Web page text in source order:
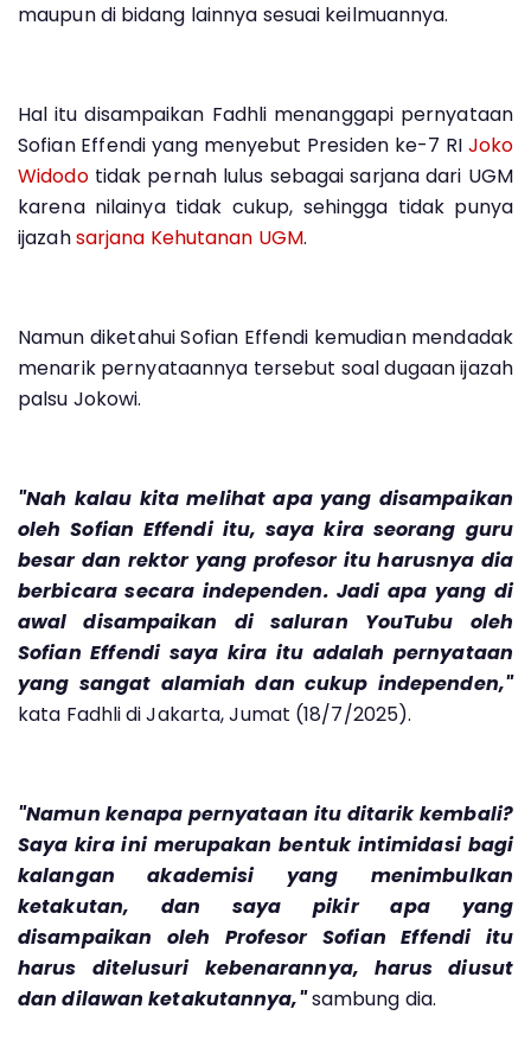
maupun di bidang lainnya sesuai keilmuannya.
Hal itu disampaikan Fadhli menanggapi pernyataan
Sofian Effendi yang menyebut Presiden ke-7 RI Joko
Widodotidak pernah lulus sebagai sarjana dari UGM
karena nilainya tidak cukup, sehingga tidak punya
ijazahsarjana Kehutanan UGM.
Namun diketahui Sofian Effendi kemudian mendadak
menarik pernyataannya tersebut soal dugaan ijazah
palsu Jokowi.
"Nah kalau kita melihat apa yang disampaikan
oleh Sofian Effendi itu, saya kira seorang guru
besar dan rektor yang profesor itu harusnya dia
berbicara secara independen. Jadi apa yang di
awal disampaikan di saluran YouTubu oleh
Sofian Effendi saya kira itu adalah pernyataan
yang sangat alamiah dan cukup independen,"
kata Fadhli di Jakarta, Jumat (18/7/2025).
"Namun kenapa pernyataan itu ditarik kembali?
Saya kira ini merupakan bentuk intimidasi bagi
kalangan akademisi yang menimbulkan
ketakutan, dan saya pikir apa yang
disampaikan oleh Profesor Sofian Effendi itu
harus ditelusuri kebenarannya, harus diusut
dan dilawan ketakutannya,"sambung dia.